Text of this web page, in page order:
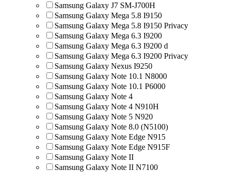
Samsung Galaxy J7 SM-J700H
Samsung Galaxy Mega 5.8 I9150
Samsung Galaxy Mega 5.8 I9150 Privacy
Samsung Galaxy Mega 6.3 I9200
Samsung Galaxy Mega 6.3 I9200 d
Samsung Galaxy Mega 6.3 I9200 Privacy
Samsung Galaxy Nexus I9250
Samsung Galaxy Note 10.1 N8000
Samsung Galaxy Note 10.1 P6000
Samsung Galaxy Note 4
Samsung Galaxy Note 4 N910H
Samsung Galaxy Note 5 N920
Samsung Galaxy Note 8.0 (N5100)
Samsung Galaxy Note Edge N915
Samsung Galaxy Note Edge N915F
Samsung Galaxy Note II
Samsung Galaxy Note II N7100